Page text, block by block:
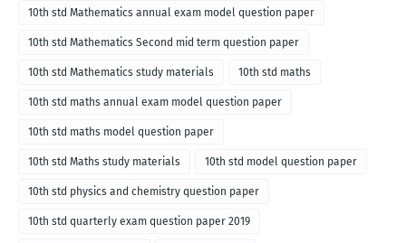
10th std Mathematics annual exam model question paper
10th std Mathematics Second mid term question paper
10th std Mathematics study materials 10th std maths
10th std maths annual exam model question paper
10th std maths model question paper
10th std Maths study materials 10th std model question paper
10th std physics and chemistry question paper
10th std quarterly exam question paper 2019